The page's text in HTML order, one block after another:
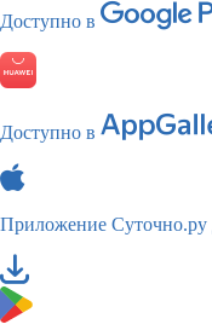
Доступно в
Доступно в
Приложение Суточно.ру